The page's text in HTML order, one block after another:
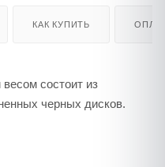
КАК КУПИТЬ
состоит из
черных дисков.